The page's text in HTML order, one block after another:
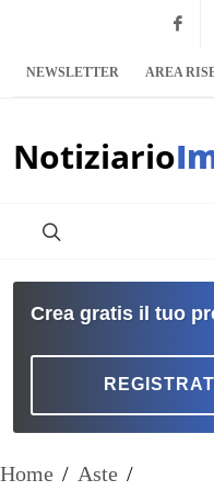
NEWSLETTER AREA
Notiziario
Crea gratis il tuo
REGISTRATI
Home / Aste /